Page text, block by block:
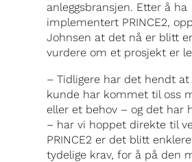
anleggsbransjen. Etter å ha
implementert PRINCE2,
Johnsen at det nå er blitt
vurdere om et prosjekt er
– Tidligere har det hendt
kunde har kommet til oss
eller et behov – og det har
– har vi hoppet direkte til
PRINCE2 er det blitt
tydelige krav, for å på den